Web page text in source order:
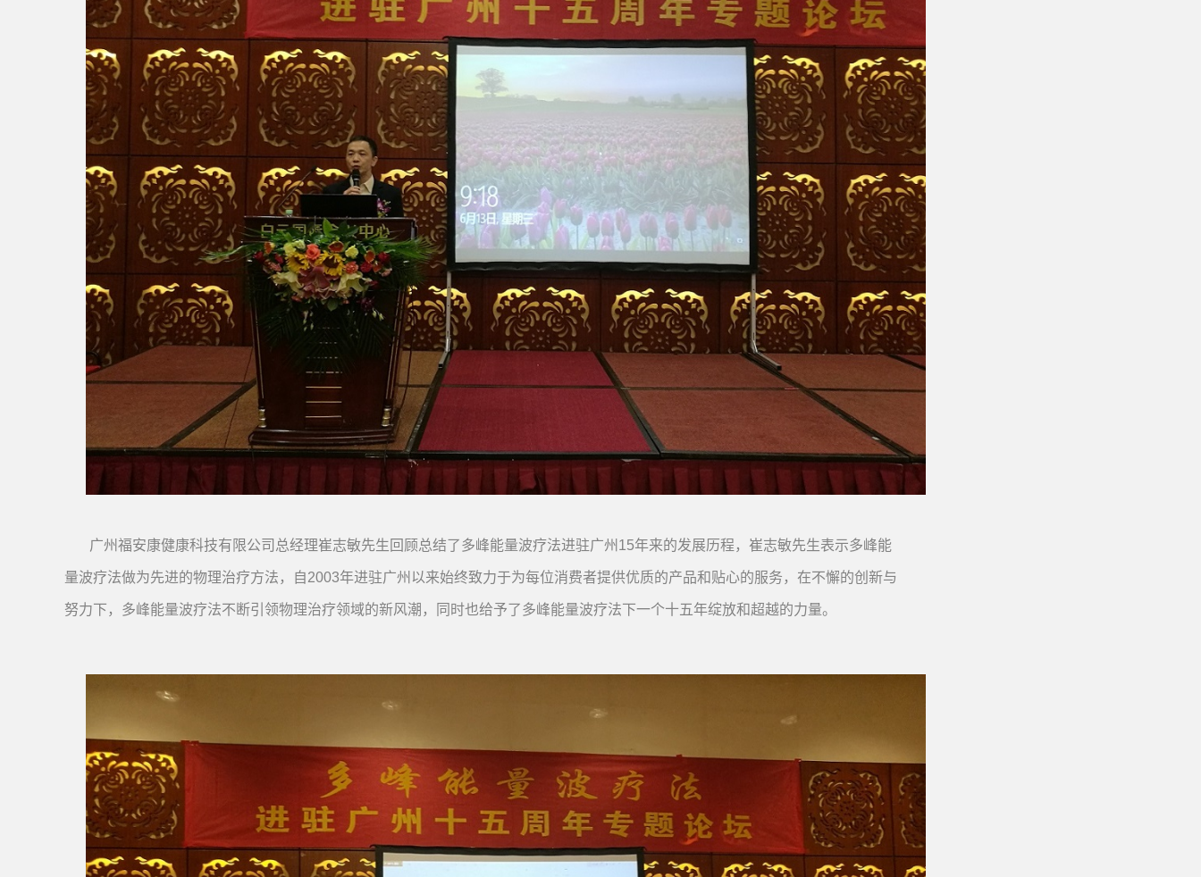
广州福安康健康科技有限公司总经理崔志敏先生回顾总结了多峰能量波疗法进驻广州15年来的发展历程，崔志敏先生表示多峰能
量波疗法做为先进的物理治疗方法，自2003年进驻广州以来始终致力于为每位消费者提供优质的产品和贴心的服务，在不懈的创新与
努力下，多峰能量波疗法不断引领物理治疗领域的新风潮，同时也给予了多峰能量波疗法下一个十五年绽放和超越的力量。